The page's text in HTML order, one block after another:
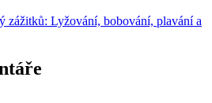
zážitků: Lyžování, bobování, plavání a